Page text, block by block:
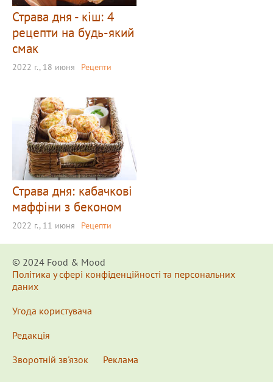
Страва дня - кіш: 4
рецепти на будь-який
смак
2022 г., 18 июня Рецепти
Страва дня: кабачкові
маффіни з беконом
2022 г., 11 июня Рецепти
© 2024 Food & Мood
Політика у сфері конфіденційності та персональних
даних
Угода користувача
Редакція
Зворотній зв'язок
Реклама